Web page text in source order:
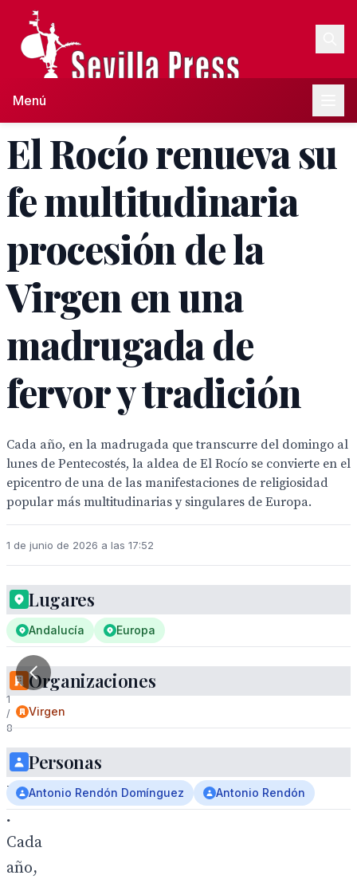
Menú
El Rocío renueva su
fe multitudinaria
procesión de la
Virgen en una
madrugada de
fervor y tradición
Cada año, en la madrugada que transcurre del domingo al
lunes de Pentecostés, la aldea de El Rocío se convierte en el
epicentro de una de las manifestaciones de religiosidad
popular más multitudinarias y singulares de Europa.
1 de junio de 2026 a las 17:52
1
/
8
Antonio
Rendón
.
Cada
año,
Lugares
Andalucía Europa
Organizaciones
Virgen
Personas
Antonio Rendón Domínguez Antonio Rendón